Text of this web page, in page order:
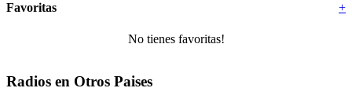
+
Favoritas
No tienes favoritas!
Radios en Otros Paises